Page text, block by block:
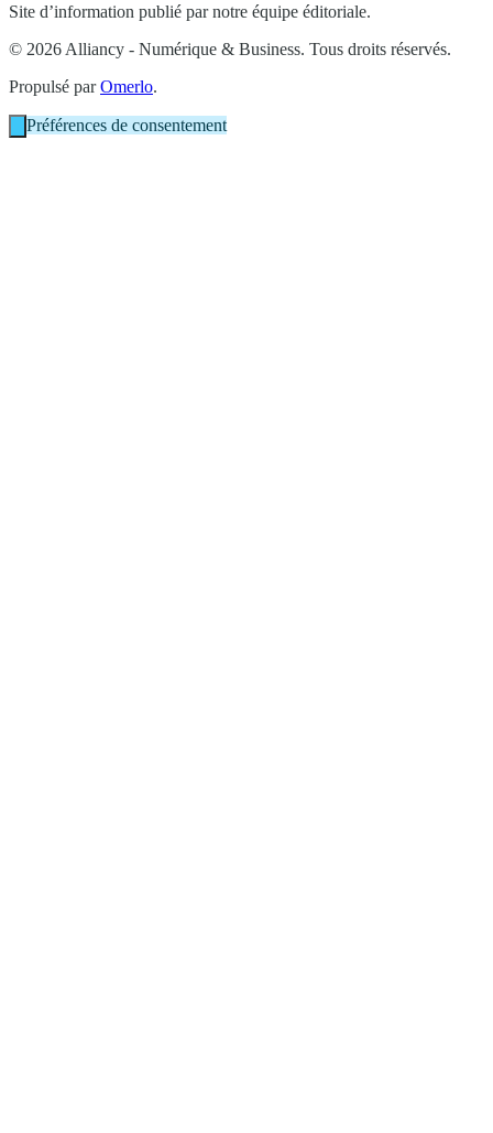
Site d’information publié par notre équipe éditoriale.
© 2026 Alliancy - Numérique & Business. Tous droits réservés.
Propulsé parOmerlo.
Préférences de consentement